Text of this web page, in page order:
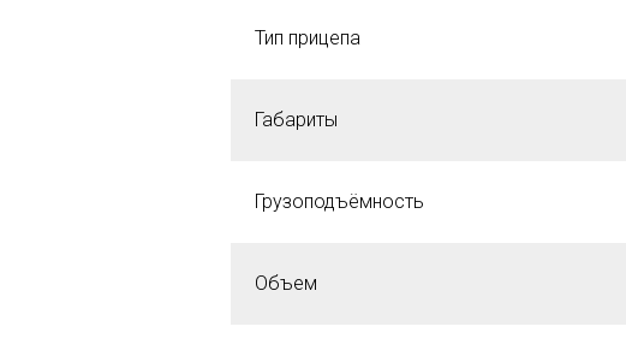
Тип прицепа
Габариты
Грузоподъёмность
Объем